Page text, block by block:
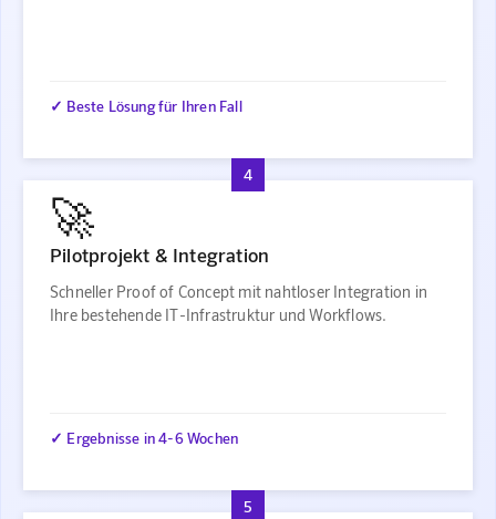
✓ Beste Lösung für Ihren Fall
4
🚀
Pilotprojekt & Integration
Schneller Proof of Concept mit nahtloser Integration in
Ihre bestehende IT-Infrastruktur und Workflows.
✓ Ergebnisse in 4-6 Wochen
5